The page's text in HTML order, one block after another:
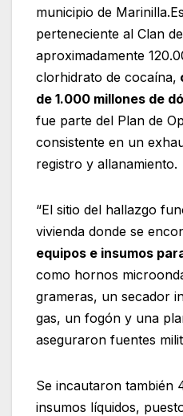
municipio de
perteneciente al Clan
aproximadamente
clorhidrato de cocaína,
de 1.000 millones de
fue parte del Plan de
consistente en un
registro y allanamiento.
“El sitio del hallazgo
vivienda donde se
equipos e insumos
como hornos
grameras, un secador
gas, un fogón y una
aseguraron fuentes
Se incautaron también
insumos líquidos,